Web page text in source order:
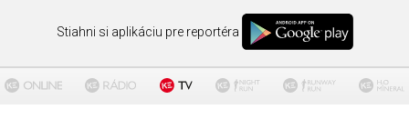
Stiahni si aplikáciu pre reportéra